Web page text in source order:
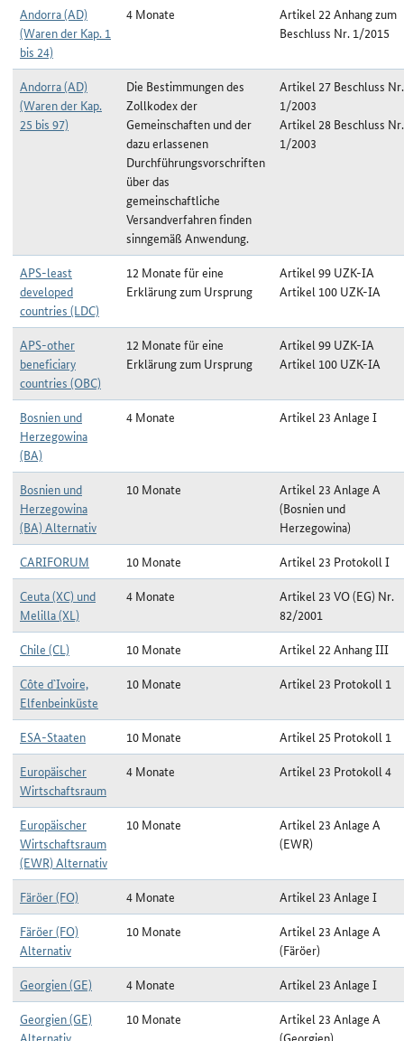
Andorra (AD)
(Waren der Kap. 1
bis 24)
4 Monate
Artikel 22 Anhang zum
Beschluss Nr. 1/2015
Andorra (AD)
(Waren der Kap.
25 bis 97)
Die Bestimmungen des
Zollkodex der
Gemeinschaften und der
dazu erlassenen
Durchführungsvorschriften
über das
gemeinschaftliche
Versandverfahren finden
sinngemäß Anwendung.
Artikel 27 Beschluss Nr.
1/2003
Artikel 28 Beschluss Nr.
1/2003
APS-least
developed
countries (LDC)
12 Monate für eine
Erklärung zum Ursprung
Artikel 99 UZK-IA
Artikel 100 UZK-IA
APS-other
beneficiary
countries (OBC)
12 Monate für eine
Erklärung zum Ursprung
Artikel 99 UZK-IA
Artikel 100 UZK-IA
Bosnien und
Herzegowina
(BA)
4 Monate Artikel 23 Anlage I
Bosnien und
Herzegowina
(BA) Alternativ
10 Monate
Artikel 23 Anlage A
(Bosnien und
Herzegowina)
CARIFORUM
10 Monate
Artikel 23 Protokoll I
Ceuta (XC) und
Melilla (XL)
4 Monate
Artikel 23 VO (EG) Nr.
82/2001
Chile (CL)
10 Monate
Artikel 22 Anhang III
Côte d`Ivoire,
Elfenbeinküste
10 Monate Artikel 23 Protokoll 1
ESA-Staaten 10 Monate
Artikel 25 Protokoll 1
Europäischer
Wirtschaftsraum
4 Monate Artikel 23 Protokoll 4
Europäischer
Wirtschaftsraum
(EWR) Alternativ
10 Monate
Artikel 23 Anlage A
(EWR)
Färöer (FO) 4 Monate
Artikel 23 Anlage I
Färöer (FO)
Alternativ
10 Monate
Artikel 23 Anlage A
(Färöer)
Georgien (GE)
4 Monate
Artikel 23 Anlage I
Georgien (GE)
Alternativ
10 Monate
Artikel 23 Anlage A
(Georgien)